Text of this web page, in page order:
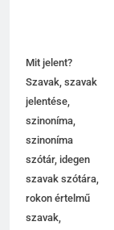
Mit jelent?
Szavak, szavak
jelentése,
szinoníma,
szinoníma
szótár, idegen
szavak szótára,
rokon értelmű
szavak,
5